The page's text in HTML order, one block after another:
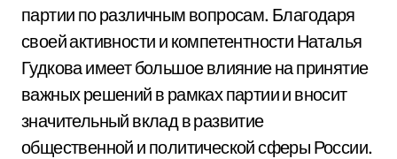
партии по различным вопросам. Благодаря
своей активности и компетентности Наталья
Гудкова имеет большое влияние на принятие
важных решений в рамках партии и вносит
значительный вклад в развитие
общественной и политической сферы России.